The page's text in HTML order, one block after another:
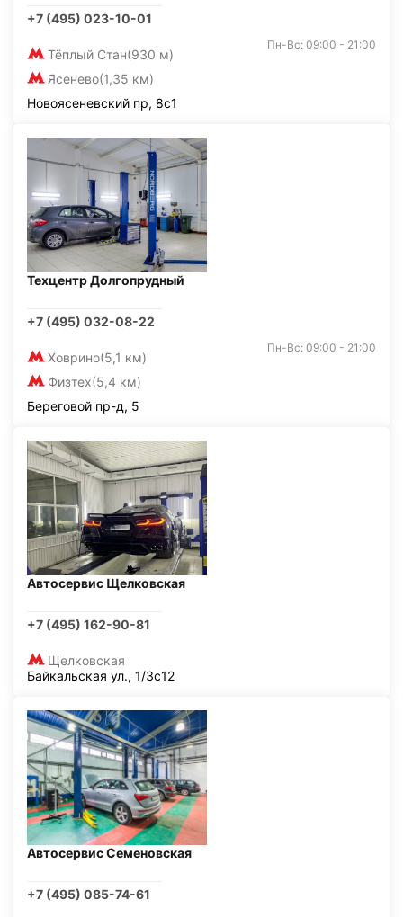
+7 (495) 023-10-01
Тёплый Стан(930 м)
Ясенево(1,35 км)
Пн-Вс: 09:00 - 21:00
Новоясеневский пр, 8с1
Техцентр Долгопрудный
+7 (495) 032-08-22
Ховрино(5,1 км)
Физтех(5,4 км)
Пн-Вс: 09:00 - 21:00
Береговой пр-д, 5
Автосервис Щелковская
+7 (495) 162-90-81
Щелковская
Байкальская ул., 1/3с12
Автосервис Семеновская
+7 (495) 085-74-61